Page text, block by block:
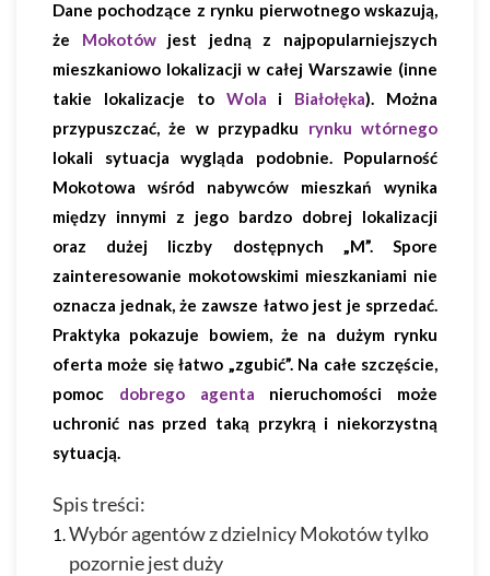
Dane pochodzące z rynku pierwotnego wskazują,
że Mokotówjest jedną z najpopularniejszych
mieszkaniowo lokalizacji w całej Warszawie (inne
takie lokalizacje to Wola i Białołęka). Można
przypuszczać, że w przypadku rynku wtórnego
lokali sytuacja wygląda podobnie. Popularność
Mokotowa wśród nabywców mieszkań wynika
między innymi z jego bardzo dobrej lokalizacji
oraz dużej liczby dostępnych „M”. Spore
zainteresowanie mokotowskimi mieszkaniami nie
oznacza jednak, że zawsze łatwo jest je sprzedać.
Praktyka pokazuje bowiem, że na dużym rynku
oferta może się łatwo „zgubić”. Na całe szczęście,
pomoc dobrego agenta nieruchomości może
uchronić nas przed taką przykrą i niekorzystną
sytuacją.
Spis treści:
Wybór agentów z dzielnicy Mokotów tylko
pozornie jest duży